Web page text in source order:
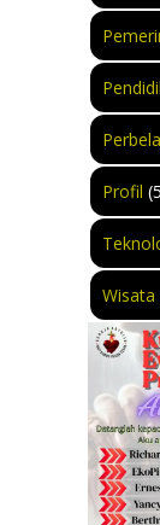
Profil
Wisata